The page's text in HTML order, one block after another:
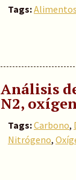
Tags:Alimentos
Análisis
N2,
Tags:Carbono,
Nitrógeno,